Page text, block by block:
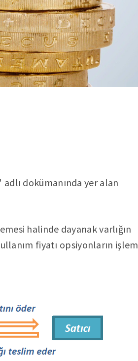
adlı dokümanında yer alan
halinde dayanak varlığın
fiyatı opsiyonların işlem